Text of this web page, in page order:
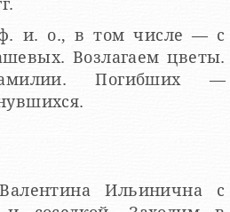
и. о., в том числе — с
Возлагаем цветы.
Погибших —
Ильинична с